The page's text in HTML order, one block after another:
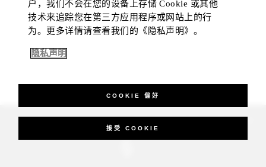
_Four Seasons Hotels Limited 1997-2026. All Rights Reserved.
户，我们不会在您的设备上存储 Cookie 或其他
技术来追踪您在第三方应用程序或网站上的行
为。更多详情请查看我们的《隐私声明》。
隐私声明
COOKIE 偏好
接受 COOKIE